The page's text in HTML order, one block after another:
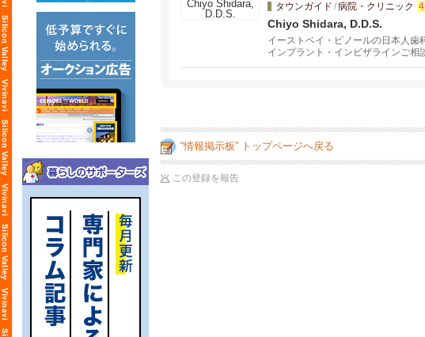
タウンガイド /病院・クリニック
Chiyo Shidara, D.D.S.
イーストベイ・ピノールの日本人歯
インプラント・インビザラインご相
“情報掲示板” トップページへ戻る
この登録を報告